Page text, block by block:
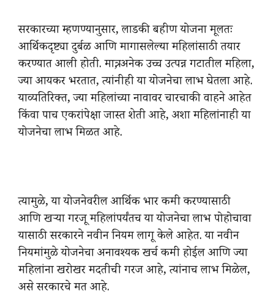
सरकारच्या म्हणण्यानुसार, लाडकी बहीण योजना मूलतः
आर्थिकदृष्ट्या दुर्बळ आणि मागासलेल्या महिलांसाठी तयार
करण्यात आली होती. मात्र, अनेक उच्च उत्पन्न गटातील महिला,
ज्या आयकर भरतात, त्यांनीही या योजनेचा लाभ घेतला आहे.
याव्यतिरिक्त, ज्या महिलांच्या नावावर चारचाकी वाहने आहेत
किंवा पाच एकरांपेक्षा जास्त शेती आहे, अशा महिलांनाही या
योजनेचा लाभ मिळत आहे.
त्यामुळे, या योजनेवरील आर्थिक भार कमी करण्यासाठी
आणि खऱ्या गरजू महिलांपर्यंतच या योजनेचा लाभ पोहोचावा
यासाठी सरकारने नवीन नियम लागू केले आहेत. या नवीन
नियमांमुळे योजनेचा अनावश्यक खर्च कमी होईल आणि ज्या
महिलांना खरोखर मदतीची गरज आहे, त्यांनाच लाभ मिळेल,
असे सरकारचे मत आहे.